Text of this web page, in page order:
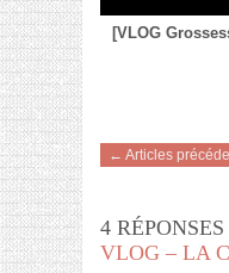
[VLOG
← Articles
4
VLOG – LA